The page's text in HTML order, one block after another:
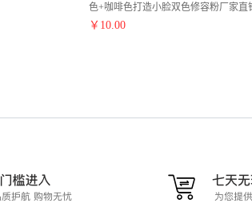
色+咖啡色打造小脸双色修容粉厂家直
批发现货
￥ 10.00